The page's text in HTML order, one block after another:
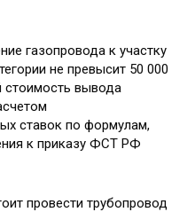
газопровода к участку
не превысит 50 000
стоимость вывода
ставок по формулам,
к приказу ФСТ РФ
провести трубопровод